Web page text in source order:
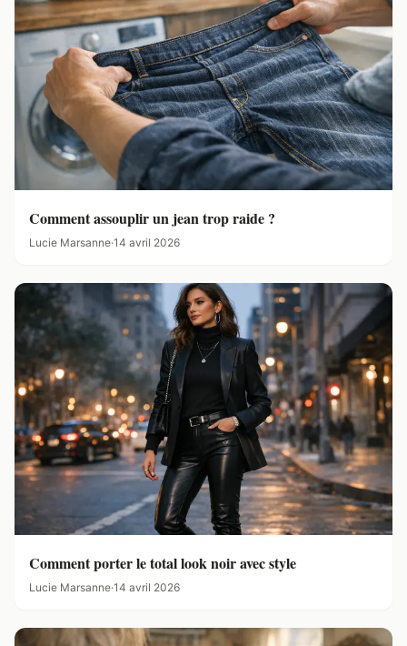
Comment assouplir un jean trop raide ?
Lucie Marsanne·14 avril 2026
Comment porter le total look noir avec style
Lucie Marsanne·14 avril 2026